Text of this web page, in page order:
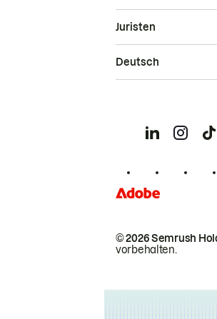
© 2026 Semrush
vorbehalten.
Juristen
Deutsch